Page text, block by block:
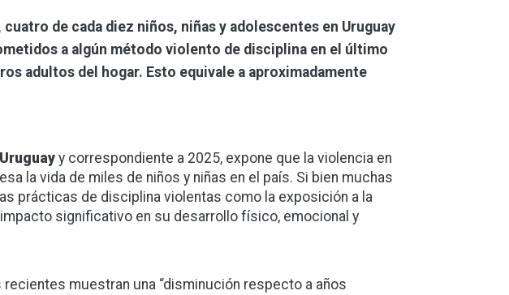
de cada diez niños, niñas y adolescentes en Uruguay
a algún método violento de disciplina en el último
adultos del hogar. Esto equivale a aproximadamente
y correspondiente a 2025, expone que la violencia en
la vida de miles de niños y niñas en el país. Si bien muchas
prácticas de disciplina violentas como la exposición a la
significativo en su desarrollo físico, emocional y
muestran una “disminución respecto a años